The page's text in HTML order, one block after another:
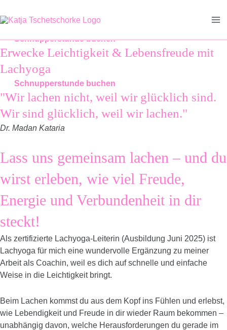
Inhalt
Lachyoga
Schnupperstunde buchen
Erwecke Leichtigkeit & Lebensfreude mit
Lachyoga
Schnupperstunde buchen
"Wir lachen nicht, weil wir glücklich sind.
Wir sind glücklich, weil wir lachen."
Dr. Madan Kataria
Lass uns gemeinsam lachen – und du
wirst erleben, wie viel Freude,
Energie und Verbundenheit in dir
steckt!
Als zertifizierte Lachyoga-Leiterin (Ausbildung Juni 2025) ist
Lachyoga für mich eine wundervolle Ergänzung zu meiner
Arbeit als Coachin, weil es dich auf schnelle und einfache
Weise in die Leichtigkeit bringt.
Beim Lachen kommst du aus dem Kopf ins Fühlen und erlebst,
wie Lebendigkeit und Freude in dir wieder Raum bekommen –
unabhängig davon, welche Herausforderungen du gerade im